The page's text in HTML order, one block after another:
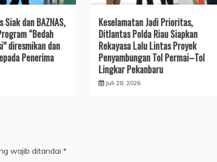
dan BAZNAS,
“Bedah
diresmikan dan
Penerima
Keselamatan Jadi Prioritas,
Ditlantas Polda Riau Siapkan
Rekayasa Lalu Lintas Proyek
Penyambungan Tol Permai–Tol
Lingkar Pekanbaru
Juli 28, 2026
wajib ditandai *